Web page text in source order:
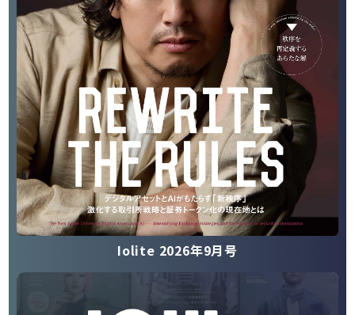
Iolite 2026年9月号